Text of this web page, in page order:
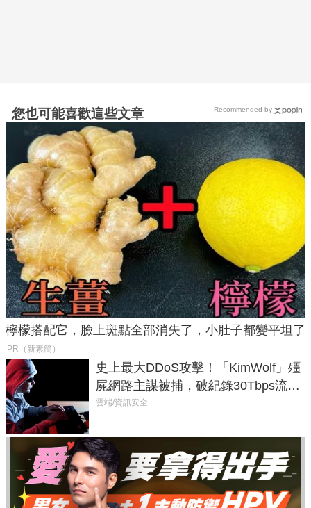
您也可能喜歡這些文章
檸檬搭配它，臉上斑點全部消失了，小肚子都變平坦了
PR（新素簡）
史上最大DDoS攻擊！「KimWolf」殭
屍網路主謀被捕，破紀錄30Tbps流量
癱瘓全球！
雲端/資訊安全
Recommended by